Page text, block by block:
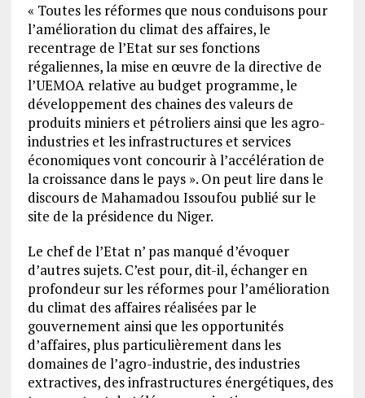
« Toutes les réformes que nous conduisons pour
l’amélioration du climat des affaires, le
recentrage de l’Etat sur ses fonctions
régaliennes, la mise en œuvre de la directive de
l’UEMOA relative au budget programme, le
développement des chaines des valeurs de
produits miniers et pétroliers ainsi que les agro-
industries et les infrastructures et services
économiques vont concourir à l’accélération de
la croissance dans le pays ». On peut lire dans le
discours de Mahamadou Issoufou publié sur le
site de la présidence du Niger.
Le chef de l’Etat n’ pas manqué d’évoquer
d’autres sujets. C’est pour, dit-il, échanger en
profondeur sur les réformes pour l’amélioration
du climat des affaires réalisées par le
gouvernement ainsi que les opportunités
d’affaires, plus particulièrement dans les
domaines de l’agro-industrie, des industries
extractives, des infrastructures énergétiques, des